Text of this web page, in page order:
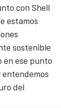
con Shell
estamos
sostenible
en ese punto
del